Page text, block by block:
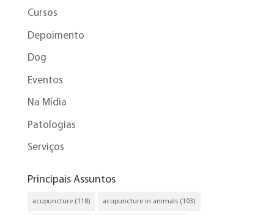
Cursos
Depoimento
Dog
Eventos
Na Mídia
Patologias
Serviços
Principais Assuntos
acupuncture(118) acupuncture in animals(103)